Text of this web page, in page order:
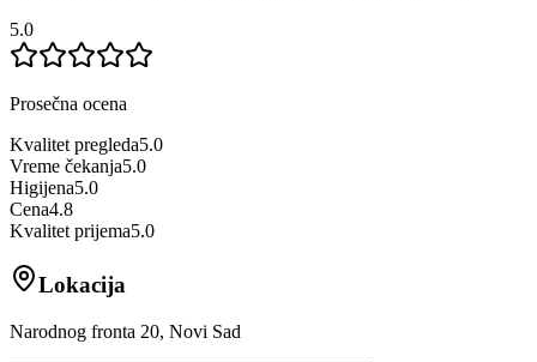
5.0
Prosečna ocena
Kvalitet pregleda5.0
Vreme čekanja5.0
Higijena5.0
Cena4.8
Kvalitet prijema5.0
Lokacija
Narodnog fronta 20, Novi Sad